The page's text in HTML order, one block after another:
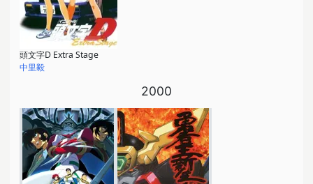
頭文字D Extra Stage
中里毅
2000